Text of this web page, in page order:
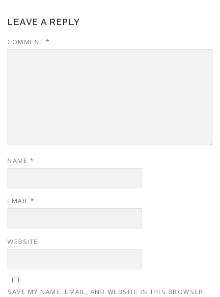
LEAVE A REPLY
COMMENT *
NAME *
EMAIL *
WEBSITE
SAVE MY NAME, EMAIL, AND WEBSITE IN THIS BROWSER